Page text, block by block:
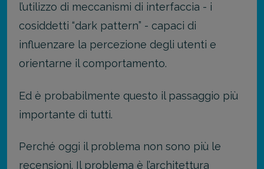
l’utilizzo di meccanismi di interfaccia - i
cosiddetti “dark pattern” - capaci di
influenzare la percezione degli utenti e
orientarne il comportamento.
Ed è probabilmente questo il passaggio più
importante di tutti.
Perché oggi il problema non sono più le
recensioni. Il problema è l’architettura